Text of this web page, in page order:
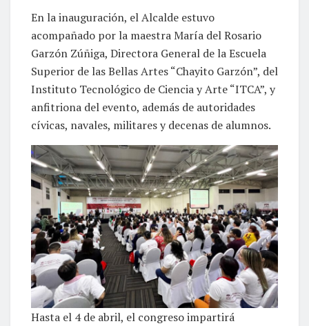
En la inauguración, el Alcalde estuvo
acompañado por la maestra María del Rosario
Garzón Zúñiga, Directora General de la Escuela
Superior de las Bellas Artes “Chayito Garzón”, del
Instituto Tecnológico de Ciencia y Arte “ITCA”, y
anfitriona del evento, además de autoridades
cívicas, navales, militares y decenas de alumnos.
Hasta el 4 de abril, el congreso impartirá